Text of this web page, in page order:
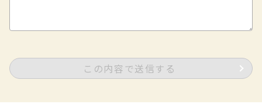
この内容で送信する